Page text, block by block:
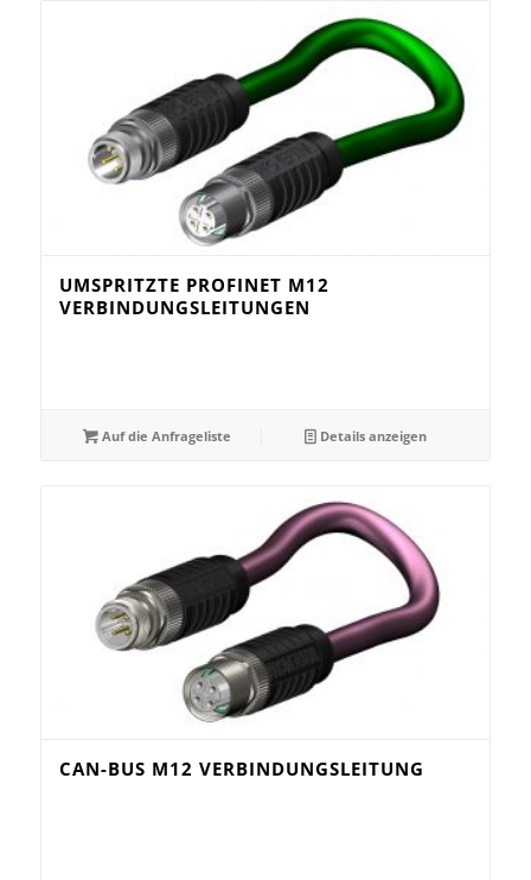
UMSPRITZTE PROFINET M12
VERBINDUNGSLEITUNGEN
Auf die Anfrageliste Details anzeigen
CAN-BUS M12 VERBINDUNGSLEITUNG